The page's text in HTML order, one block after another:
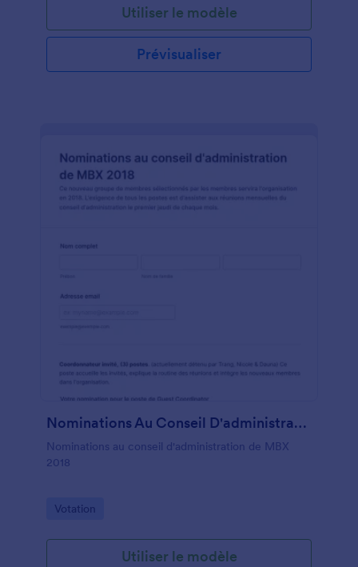
Utiliser le modèle
Prévisualiser
Nominations Au Conseil D'administration De MBX 2018
Nominations au conseil d'administration de MBX
2018
Go to Category:
Votation
Utiliser le modèle